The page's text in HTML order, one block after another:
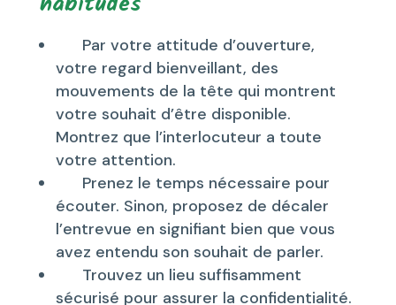
Par votre attitude d’ouverture,
votre regard bienveillant, des
mouvements de la tête qui montrent
votre souhait d’être disponible.
Montrez que l’interlocuteur a toute
votre attention.
Prenez le temps nécessaire pour
écouter. Sinon, proposez de décaler
l’entrevue en signifiant bien que vous
avez entendu son souhait de parler.
Trouvez un lieu suffisamment
sécurisé pour assurer la confidentialité.